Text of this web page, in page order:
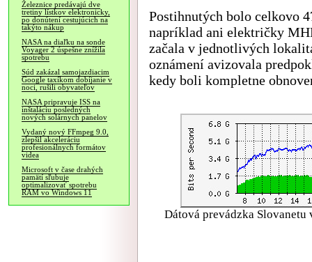
Železnice predávajú dve
tretiny lístkov elektronicky,
po donútení cestujúcich na
takýto nákup
NASA na diaľku na sonde
Voyager 2 úspešne znížila
spotrebu
Súd zakázal samojazdiacim
Google taxíkom dobíjanie v
noci, rušili obyvateľov
NASA pripravuje ISS na
inštaláciu posledných
nových solárnych panelov
Vydaný nový FFmpeg 9.0,
zlepšil akceleráciu
profesionálnych formátov
videa
Microsoft v čase drahých
pamätí sľubuje
optimalizovať spotrebu
RAM vo Windows 11
Postihnutých bolo celkovo
napríklad ani električky
začala v jednotlivých
oznámení avizovala
kedy boli kompletne
Dátová prevádzka